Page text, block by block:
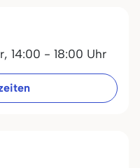
14:00 - 18:00 Uhr